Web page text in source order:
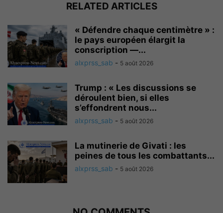
RELATED ARTICLES
« Défendre chaque centimètre » :
le pays européen élargit la
conscription —...
alxprss_sab - 5 août 2026
Trump : « Les discussions se
déroulent bien, si elles
s’effondrent nous...
alxprss_sab - 5 août 2026
La mutinerie de Givati : les
peines de tous les combattants...
alxprss_sab - 5 août 2026